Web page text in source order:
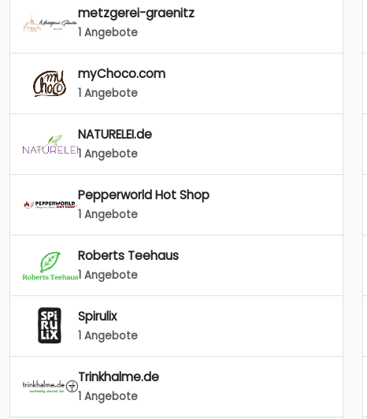
metzgerei-graenitz
1 Angebote
myChoco.com
1 Angebote
NATURELEI.de
1 Angebote
Pepperworld Hot Shop
1 Angebote
Roberts Teehaus
1 Angebote
Spirulix
1 Angebote
Trinkhalme.de
1 Angebote